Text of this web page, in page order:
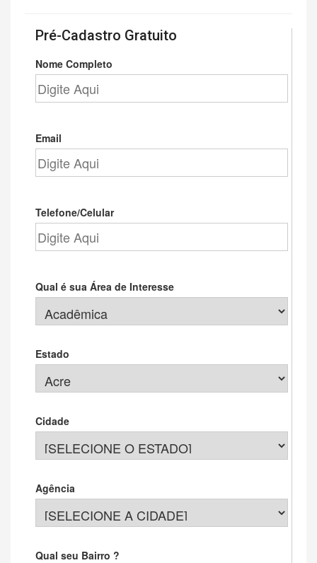
Pré-Cadastro Gratuito
Nome Completo
Email
Telefone/Celular
Qual é sua Área de Interesse
Estado
Cidade
Agência
Qual seu Bairro ?